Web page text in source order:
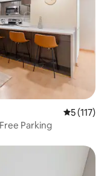
5 (117)
Parking